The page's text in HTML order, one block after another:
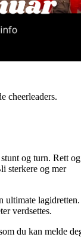
cheerleaders.
og turn. Rett og
sterkere og mer
ultimate lagidretten.
verdsettes.
du kan melde